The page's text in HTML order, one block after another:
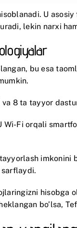
U
lekin narxi
bu esa
8 ta tayyor
Wi-Fi orqali
imkonini
bo’lsa,